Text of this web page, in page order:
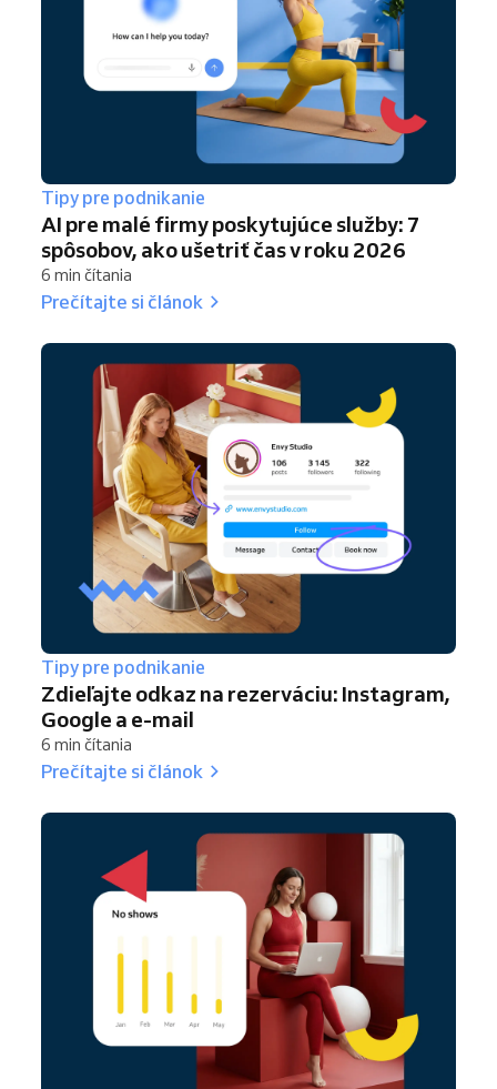
Tipy pre podnikanie
AI pre malé firmy poskytujúce služby: 7
spôsobov, ako ušetriť čas v roku 2026
6 min čítania
Prečítajte si článok
Tipy pre podnikanie
Zdieľajte odkaz na rezerváciu: Instagram,
Google a e-mail
6 min čítania
Prečítajte si článok